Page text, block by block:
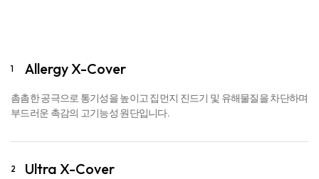
1 Allergy X-Cover
촘촘한 공극으로 통기성을 높이고 집먼지 진드기 및 유해물질을 차단하며
부드러운 촉감의 고기능성 원단입니다.
2 Ultra X-Cover